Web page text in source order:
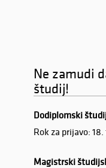
Ne zamudi
študij!
Dodiplomski
Rok za prijavo:
Magistrski